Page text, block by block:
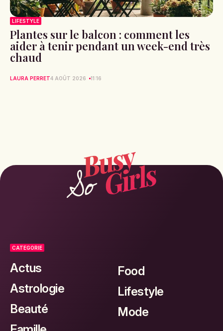
LIFESTYLE
Plantes sur le balcon : comment les
aider à tenir pendant un week-end très
chaud
LAURA PERRET4 AOÛT 2026 11:16
CATEGORIE
Actus
Astrologie
Beauté
Food
Lifestyle
Mode